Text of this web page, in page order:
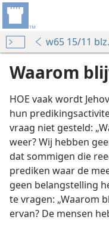
w65 15/11 blz.
Waarom
HOE vaak wordt
hun
vraag niet gesteld:
weer? Wij hebben
dat sommigen die
prediken waar de
geen belangstelling
te vragen: „Waarom
ervan? De mensen